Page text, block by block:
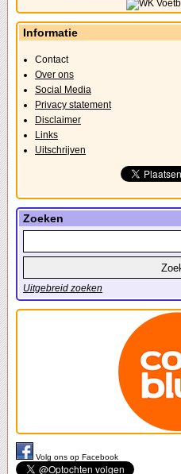
Informatie
Contact
Over ons
Social Media
Privacy statement
Disclaimer
Links
Uitschrijven
Zoeken
Uitgebreid zoeken
Volg ons op Facebook